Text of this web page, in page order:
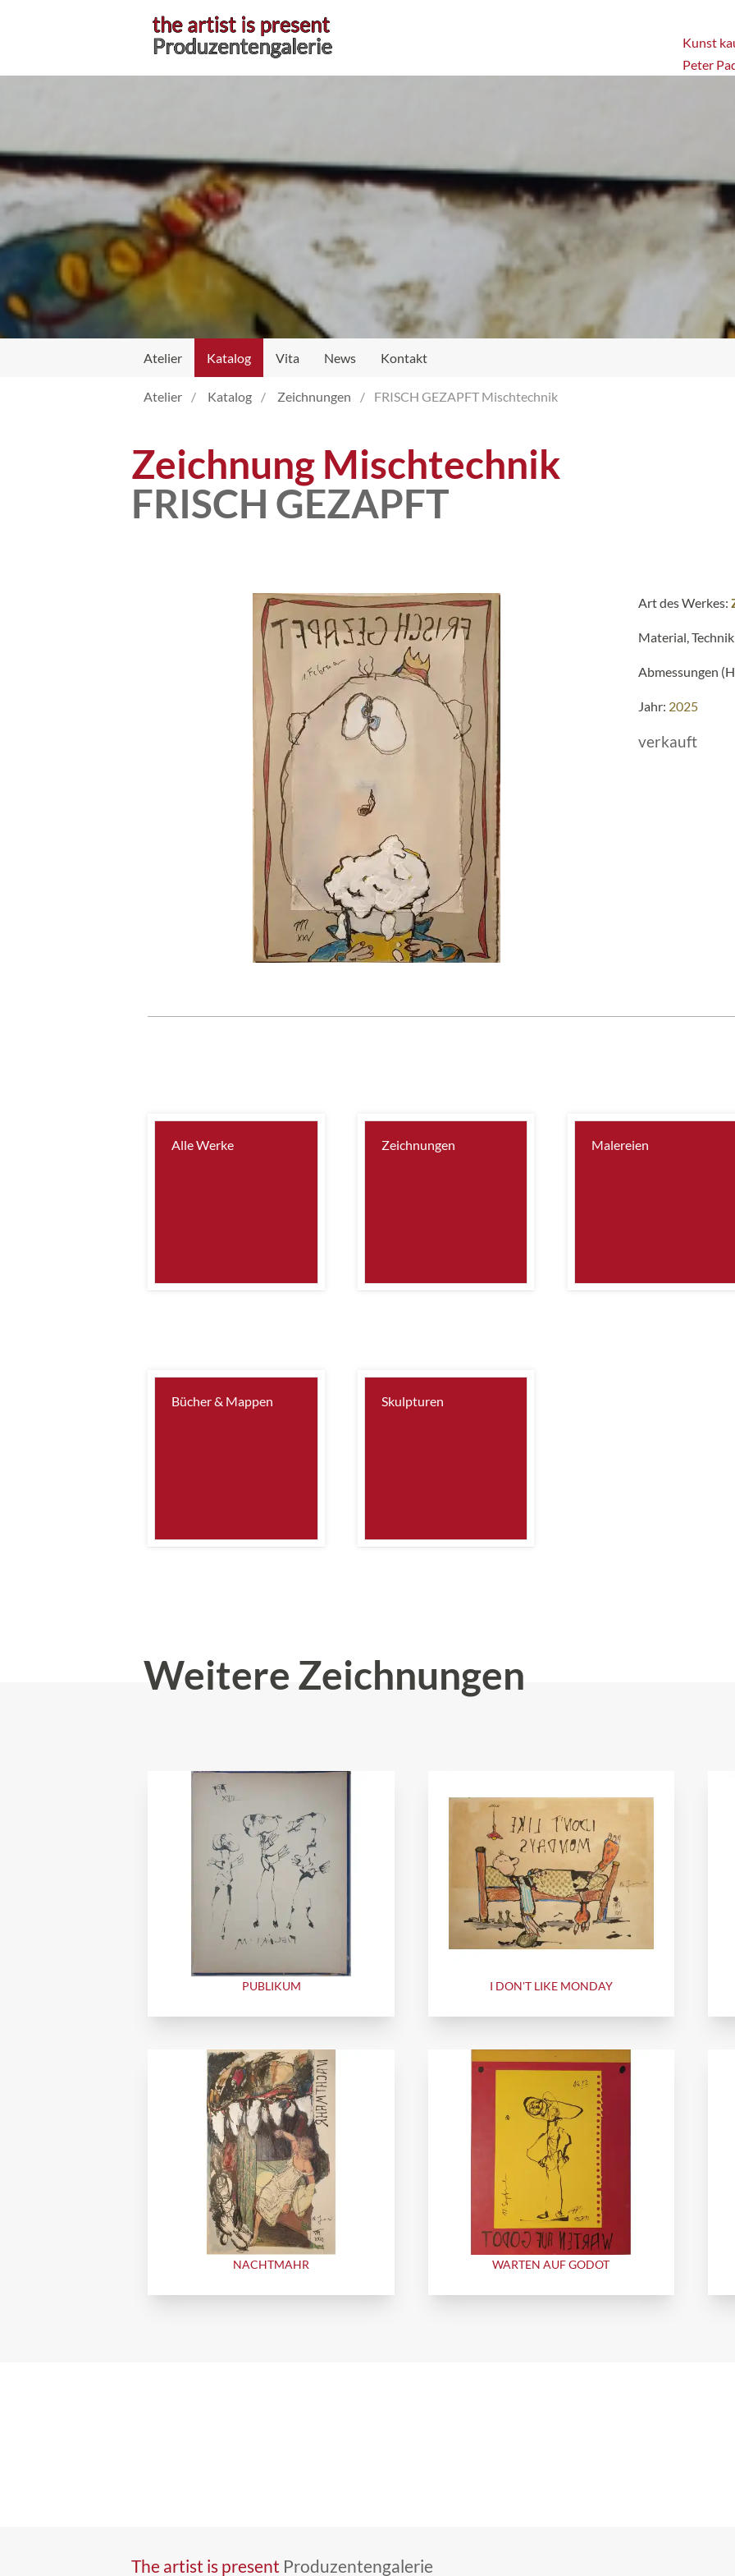
Kunst
Peter
Atelier Katalog Vita News Kontakt
Atelier
Atelier Katalog Zeichnungen FRISCH GEZAPFT Mischtechnik
Zeichnung Mischtechnik
FRISCH GEZAPFT
Art des Werkes:
Material,
Abmessungen
Jahr: 2025
verkauft
Alle Werke Zeichnungen Malereien
Bücher & Mappen Skulpturen
Weitere Zeichnungen
PUBLIKUM I DON'T LIKE MONDAY
NACHTMAHR WARTEN AUF GODOT
The artist is present Produzentengalerie